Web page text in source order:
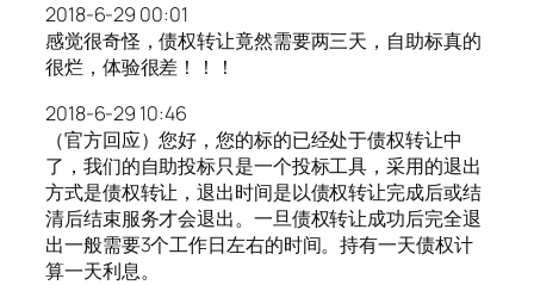
2018-6-29 00:01
感觉很奇怪，债权转让竟然需要两三天，自助标真的
很烂，体验很差！！！
2018-6-29 10:46
（官方回应）您好，您的标的已经处于债权转让中
了，我们的自助投标只是一个投标工具，采用的退出
方式是债权转让，退出时间是以债权转让完成后或结
清后结束服务才会退出。一旦债权转让成功后完全退
出一般需要3个工作日左右的时间。持有一天债权计
算一天利息。